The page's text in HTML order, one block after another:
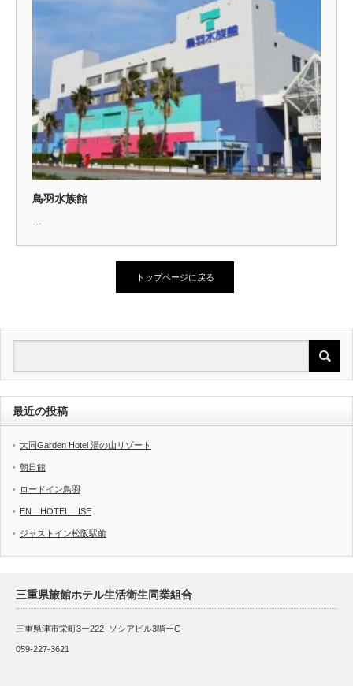
鳥羽水族館
…
トップページに戻る
最近の投稿
大同Garden Hotel 湯の山リゾート
朝日館
ロードイン鳥羽
EN HOTEL ISE
ジャストイン松阪駅前
三重県旅館ホテル生活衛生同業組合
三重県津市栄町3ー222 ソシアビル3階ーC
059-227-3621